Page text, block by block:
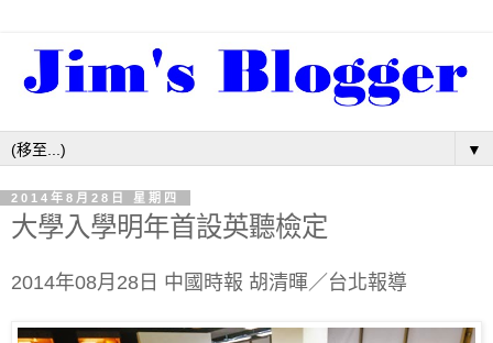
▼
2014年8月28日 星期四
大學入學明年首設英聽檢定
2014年08月28日 中國時報 胡清暉／台北報導